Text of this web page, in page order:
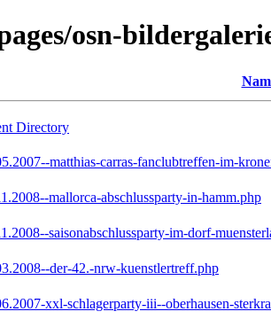
osn-
Directory
matthias-carras-fanclubtreffen-im-
mallorca-abschlussparty-in-hamm.php
saisonabschlussparty-im-dorf-
der-42.-nrw-kuenstlertreff.php
xxl-schlagerparty-iii--oberhausen-